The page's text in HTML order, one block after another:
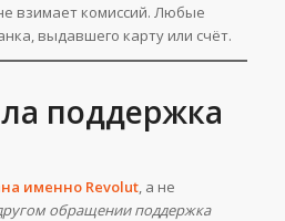
взимает комиссий. Любые
выдавшего карту или счёт.
поддержка
именно Revolut, а не
обращении поддержка